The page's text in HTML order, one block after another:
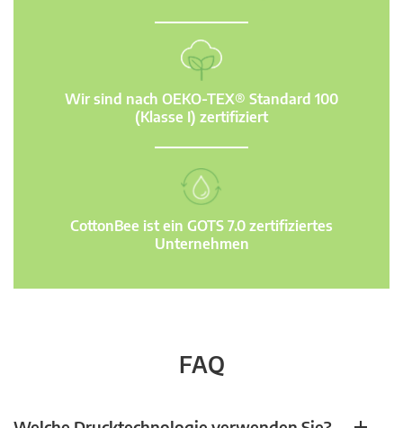
Wir sind nach OEKO-TEX® Standard 100
(Klasse I) zertifiziert
CottonBee ist ein GOTS 7.0 zertifiziertes
Unternehmen
FAQ